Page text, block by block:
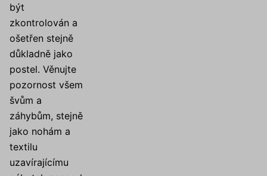
být
zkontrolován a
ošetřen stejně
důkladně jako
postel. Věnujte
pozornost všem
švům a
záhybům, stejně
jako nohám a
textilu
uzavírajícímu